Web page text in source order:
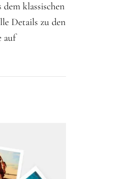
klassischen
Details zu den
auf